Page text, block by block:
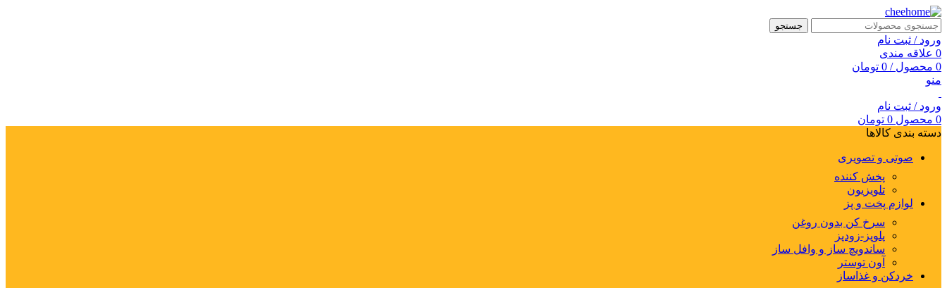
جستجو
ورود / ثبت نام
0 علاقه مندی
0 محصول /
0 تومان
منو
ورود / ثبت نام
0 محصول 0 تومان
دسته بندی کالاها
صوتی و تصویری
پخش کننده
تلویزیون
لوازم پخت و پز
سرخ کن بدون روغن
پلوپز-زودپز
ساندویچ ساز و وافل ساز
آون توستر
خردکن و غذاساز